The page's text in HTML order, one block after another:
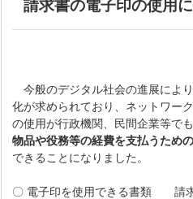
請求書の電子印の使用
今般のデジタル社会の進展によ
化が求められており、ネットワー
の使用が行政機関、民間企業等で
物品や役務等の経費を支払うため
できることになりました。
〇 電子印を使用できる書類 請